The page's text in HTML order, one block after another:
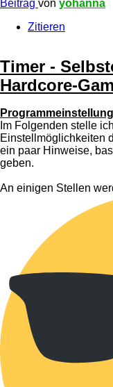
Beitrag von yohanna
Zitieren
Timer -
Hardcore-
Im Folgenden stelle
Einstellmöglichkeiten
ein paar Hinweise,
geben.
An einigen Stellen